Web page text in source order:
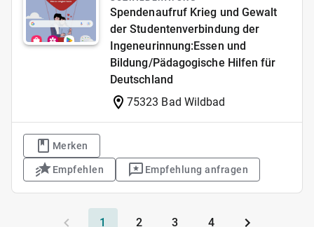
Spendenaufruf Krieg und Gewalt
der Studentenverbindung der
Ingeneurinnung:Essen und
Bildung/Pädagogische Hilfen für
Deutschland
75323 Bad Wildbad
Merken
Empfehlen Empfehlung anfragen
1 2 3 4